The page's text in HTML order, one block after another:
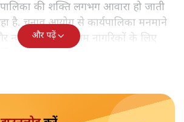
की शक्ति लगभग आवारा हो जाती
है. चुनाव आयोग से कार्यपालिका मनमाने
न्यायपालिका ने आम नागरिकों के लिए
कर दिए हैं.
और पढ़ें